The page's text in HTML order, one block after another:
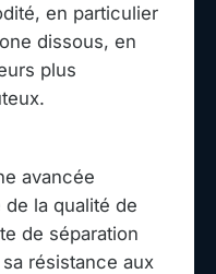
en particulier
dissous, en
plus
avancée
la qualité de
de séparation
résistance aux